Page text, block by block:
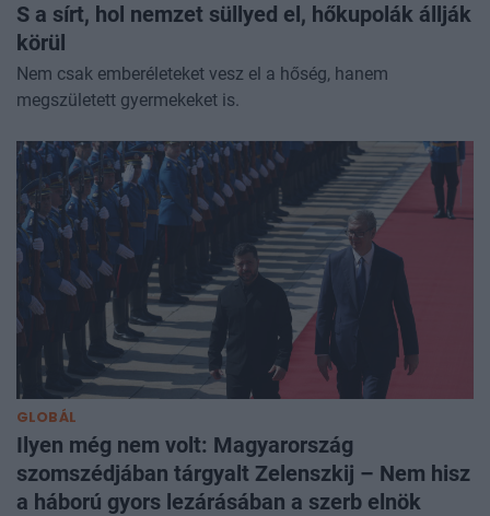
S a sírt, hol nemzet süllyed el, hőkupolák állják
körül
Nem csak emberéleteket vesz el a hőség, hanem
megszületett gyermekeket is.
GLOBÁL
Ilyen még nem volt: Magyarország
szomszédjában tárgyalt Zelenszkij – Nem hisz
a háború gyors lezárásában a szerb elnök